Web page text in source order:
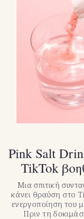
Youtube
TikTok
X(Twitter)
Pink Salt
TikTok
Μια σπιτική
κάνει θραύση στο
ενεργοποίηση του
Πριν τη